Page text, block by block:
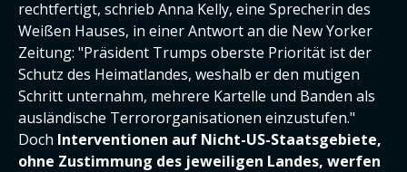
rechtfertigt, schrieb Anna Kelly, eine Sprecherin des
Weißen Hauses, in einer Antwort an die New Yorker
Zeitung: "Präsident Trumps oberste Priorität ist der
Schutz des Heimatlandes, weshalb er den mutigen
Schritt unternahm, mehrere Kartelle und Banden als
ausländische Terrororganisationen einzustufen."
Doch Interventionen auf Nicht-US-Staatsgebiete,
ohne Zustimmung des jeweiligen Landes, werfen